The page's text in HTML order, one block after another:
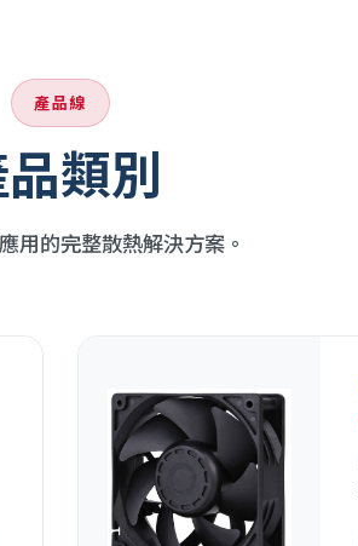
產品線
類別
用的完整散熱解決方案。